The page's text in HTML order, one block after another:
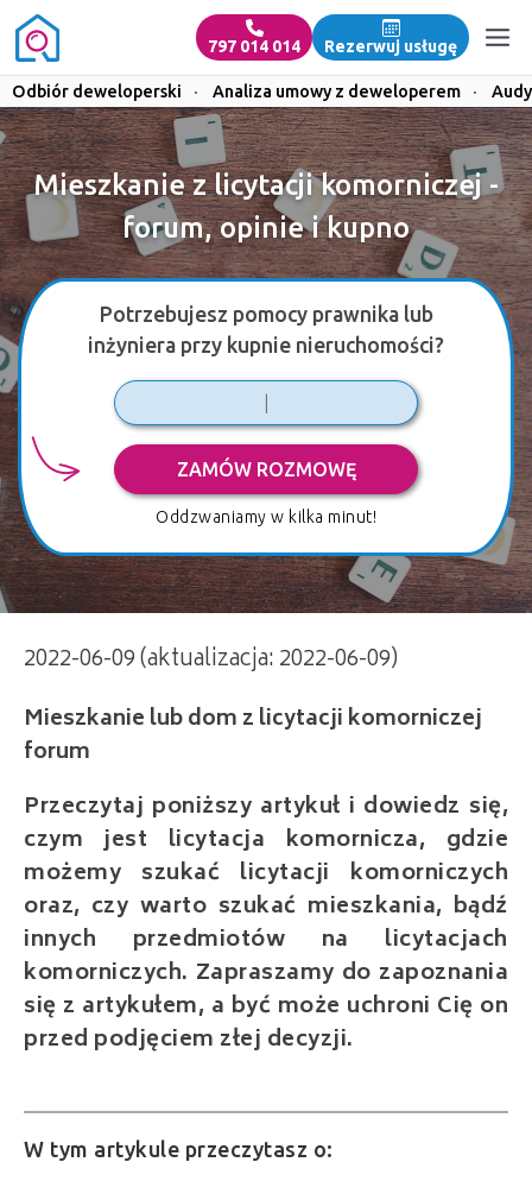
797 014 014 Rezerwuj usługę
Odbiór deweloperski · Analiza umowy z deweloperem ·
Mieszkanie z licytacji komorniczej -
forum, opinie i kupno
Potrzebujesz pomocy prawnika lub
inżyniera przy kupnie nieruchomości?
ZAMÓW ROZMOWĘ
Oddzwaniamy w kilka minut!
2022-06-09 (aktualizacja: 2022-06-09)
Mieszkanie lub dom z licytacji komorniczej
Przeczytaj poniższy artykuł i dowiedz się,
czym jest licytacja komornicza, gdzie
możemy szukać licytacji komorniczych
oraz, czy warto szukać mieszkania, bądź
innych przedmiotów na licytacjach
komorniczych. Zapraszamy do zapoznania
się z artykułem, a być może uchroni Cię on
przed podjęciem złej decyzji.
W tym artykule przeczytasz o: